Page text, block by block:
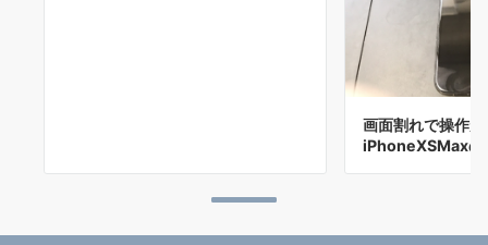
画面割れで操作
iPhoneXSMaxの